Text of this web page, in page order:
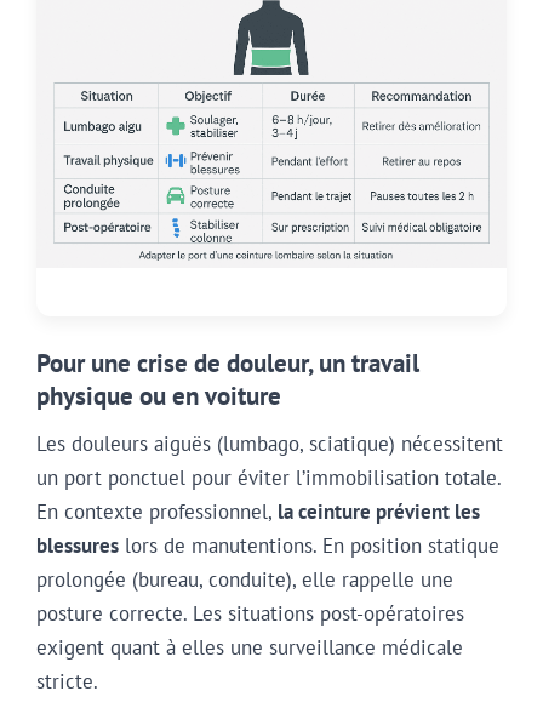
Pour une crise de douleur, un travail
physique ou en voiture
Les douleurs aiguës (lumbago, sciatique) nécessitent
un port ponctuel pour éviter l’immobilisation totale.
En contexte professionnel, la ceinture prévient les
blessures lors de manutentions. En position statique
prolongée (bureau, conduite), elle rappelle une
posture correcte. Les situations post-opératoires
exigent quant à elles une surveillance médicale
stricte.